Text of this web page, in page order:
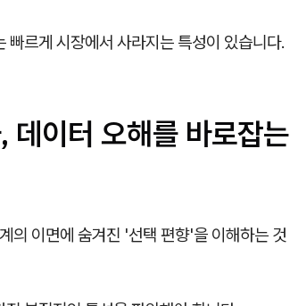
르게 시장에서 사라지는 특성이 있습니다.
이터 오해를 바로잡는
의 이면에 숨겨진 '선택 편향'을 이해하는 것